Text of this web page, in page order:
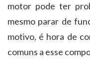
motor pode ter
mesmo parar de
motivo, é hora de
comuns a esse